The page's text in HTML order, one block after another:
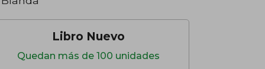
Libro Nuevo
Quedan más de 100 unidades